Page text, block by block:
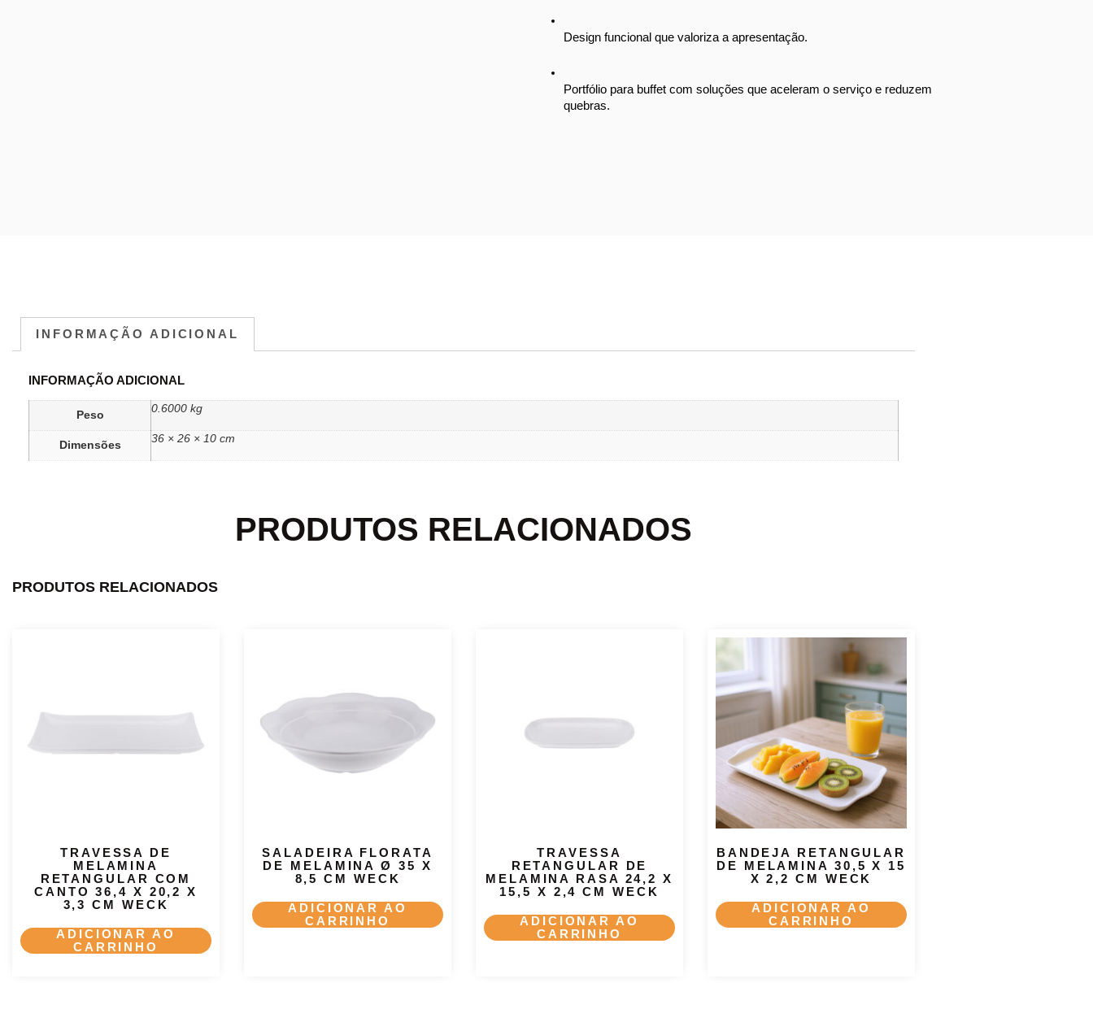
Design funcional que valoriza a apresentação.
Portfólio para buffet com soluções que aceleram o serviço e reduzem
quebras.
INFORMAÇÃO ADICIONAL
INFORMAÇÃO ADICIONAL
Peso
0.6000 kg
Dimensões
36 × 26 × 10 cm
PRODUTOS RELACIONADOS
PRODUTOS RELACIONADOS
TRAVESSA DE
MELAMINA
RETANGULAR COM
CANTO 36,4 X 20,2 X
3,3 CM WECK
ADICIONAR AO
CARRINHO
SALADEIRA FLORATA
DE MELAMINA Ø 35 X
8,5 CM WECK
ADICIONAR AO
CARRINHO
TRAVESSA
RETANGULAR DE
MELAMINA RASA 24,2 X
15,5 X 2,4 CM WECK
ADICIONAR AO
CARRINHO
BANDEJA RETANGULAR
DE MELAMINA 30,5 X 15
X 2,2 CM WECK
ADICIONAR AO
CARRINHO